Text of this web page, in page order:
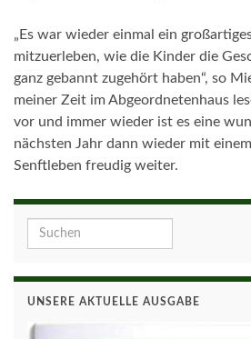
„Es war wieder einmal ein
mitzuerleben, wie die Kinder die
ganz gebannt zugehört haben“, so
meiner Zeit im Abgeordnetenhaus
vor und immer wieder ist es eine
nächsten Jahr dann wieder mit
Senftleben freudig weiter.
Search for:
UNSERE AKTUELLE AUSGABE